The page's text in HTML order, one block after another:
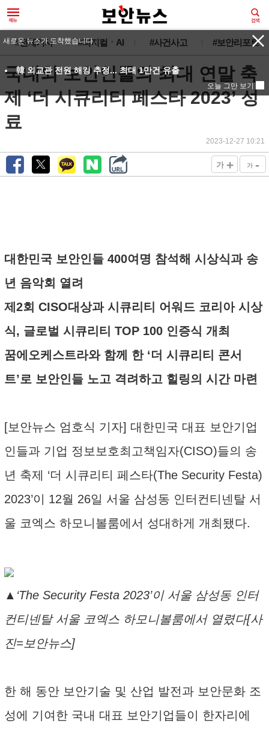
#전체기사 #피지컬ㆍAI #사건사고 #보안리포트
국내외 보안인들의 최대 연말 축
제 ‘더 시큐리티 페스타 2023’ 성
료
2023-12-27 10:21
가 + 가 -
대한민국 보안인들 400여명 참석해 시상식과 송
년 음악회 열려
제2회 CISO대상과 시큐리티 어워드 코리아 시상
식, 글로벌 시큐리티 TOP 100 인증식 개최
꿈에오케스트라와 함께 한 ‘더 시큐리티 콘서
트’로 보안인들 노고 격려하고 힐링의 시간 마련
[보안뉴스 엄호식 기자] 대한민국 대표 보안기업
인들과 기업 정보보호최고책임자(CISO)들의 송
년 축제 ‘더 시큐리티 페스타(The Security Festa)
2023’이 12월 26일 서울 삼성동 인터컨티넨탈 서
울 코엑스 하모니볼룸에서 성대하게 개최됐다.
▲‘The Security Festa 2023’이 서울 삼성동 인터
컨티넨탈 서울 코엑스 하모니볼룸에서 열렸다[사
진=보안뉴스]
한 해 동안 보안기술 및 산업 발전과 보안문화 조
성에 기여한 국내 대표 보안기업들이 한자리에
새로운 뉴스가 도착했습니다.
韓 외교관 전원 해킹 추정... 최대 1만건 유출
오늘 그만 보기